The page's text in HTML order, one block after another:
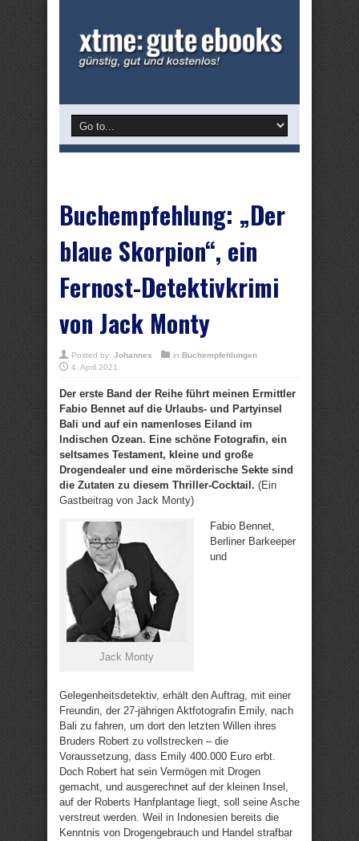
Buchempfehlung: „Der
blaue Skorpion“, ein
Fernost-Detektivkrimi
von Jack Monty
Posted by: Johannes in Buchempfehlungen
4. April 2021
Der erste Band der Reihe führt meinen Ermittler
Fabio Bennet auf die Urlaubs- und Partyinsel
Bali und auf ein namenloses Eiland im
Indischen Ozean. Eine schöne Fotografin, ein
seltsames Testament, kleine und große
Drogendealer und eine mörderische Sekte sind
die Zutaten zu diesem Thriller-Cocktail. (Ein
Gastbeitrag von Jack Monty)
Jack Monty
Fabio Bennet,
Berliner Barkeeper
und
Gelegenheitsdetektiv, erhält den Auftrag, mit einer
Freundin, der 27-jährigen Aktfotografin Emily, nach
Bali zu fahren, um dort den letzten Willen ihres
Bruders Robert zu vollstrecken – die
Voraussetzung, dass Emily 400.000 Euro erbt.
Doch Robert hat sein Vermögen mit Drogen
gemacht, und ausgerechnet auf der kleinen Insel,
auf der Roberts Hanfplantage liegt, soll seine Asche
verstreut werden. Weil in Indonesien bereits die
Kenntnis von Drogengebrauch und Handel strafbar